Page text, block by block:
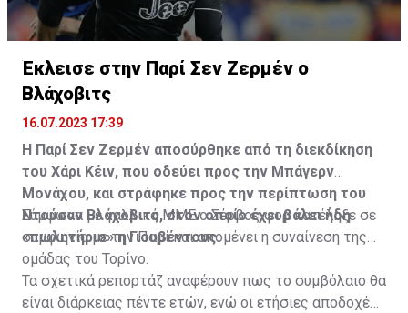
Έκλεισε στην Παρί Σεν Ζερμέν ο
Βλάχοβιτς
16.07.2023 17:39
Η Παρί Σεν Ζερμέν αποσύρθηκε από τη διεκδίκηση
του Χάρι Κέιν, που οδεύει προς την Μπάγερν
Μονάχου, και στράφηκε προς την περίπτωση του
Ντούσαν Βλάχοβιτς, στον οποίο έχει βάλει ήδη
«πωλητήριο» η Γιουβέντους.
Σύμφωνα με γαλλικά ΜΜΕ ο Σέρβος φορ κατέληξε σε
συμφωνία με την Παρί και απομένει η συναίνεση της
ομάδας του Τορίνο.
Τα σχετικά ρεπορτάζ αναφέρουν πως το συμβόλαιο θα
είναι διάρκειας πέντε ετών, ενώ οι ετήσιες αποδοχές